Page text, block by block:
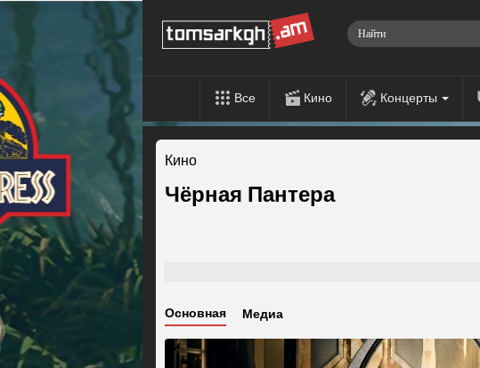
Все Кино Концерты
Кино
Чёрная Пантера
Основная Медиа